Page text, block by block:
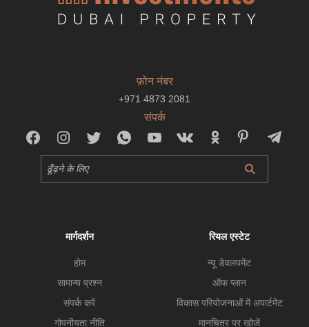
फ़ोन नंबर
+971 4873 2081
संपर्क
मार्गदर्शन
होम
सामान्य प्रश्न
संपर्क करें
गोपनीयता नीति
रियल एस्टेट
न्यू डेवलपमेंट
ऑफ प्लान
विकास परियोजनाओं में अपार्टमेंट
मानचित्र पर खोजें